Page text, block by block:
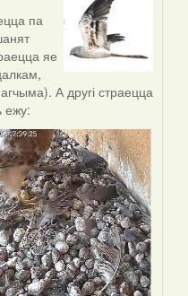
па
яе
А другі страецца
ежу: